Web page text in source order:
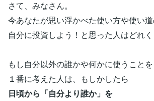
さて、みなさん。
今あなたが思い浮かべた使い方や使い道
自分に投資しよう！と思った人はどれく
もし自分以外の誰かや何かに使うことを
１番に考えた人は、もしかしたら
日頃から「自分より誰か」を